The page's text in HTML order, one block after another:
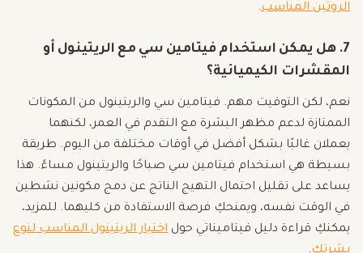
الروتين المناسب.
7. هل يمكن استخدام فيتامين سي مع الريتينول أو
المقشرات الكيميائية؟
نعم، لكن التوقيت مهم. فيتامين سي والريتينول من المكونات
الممتازة لدعم مظهر البشرة مع التقدم في العمر، لكنهما
يعملان غالبًا بشكل أفضل في أوقات مختلفة من اليوم. طريقة
بسيطة هي استخدام فيتامين سي صباحًا والريتينول مساءً. هذا
يساعد على تقليل احتمال التهيج الناتج عن دمج مكونين نشطين
في الوقت نفسه، ويمنحكِ فرصة الاستفادة من كليهما. للمزيد،
يمكنكِ قراءة دليل فيتاميناتي حول اختيار الريتينول المناسب لنوع
بشرتك.